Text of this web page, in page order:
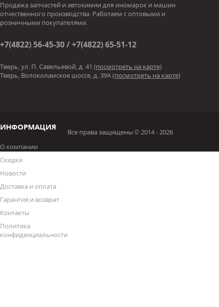
Продажа запчастей и автохимии для иномарок и машин
отчественного производства. Работаем с оптовыми и
розничными покупателями.
+7(4822) 56-45-30 / +7(4822) 65-51-12
Тверь, ул. П. Савельевой, д. 41 (посмотреть на карте)
Тверь, Волоколамское шоссе, д. 39А(посмотреть на карте)
ИНФОРМАЦИЯ
О компании
Скидки
Новости
Доставка и оплата
Гарантия и возврат
Контакты
Политика
конфиденциальности
Все права защищены © 2014 - 2026